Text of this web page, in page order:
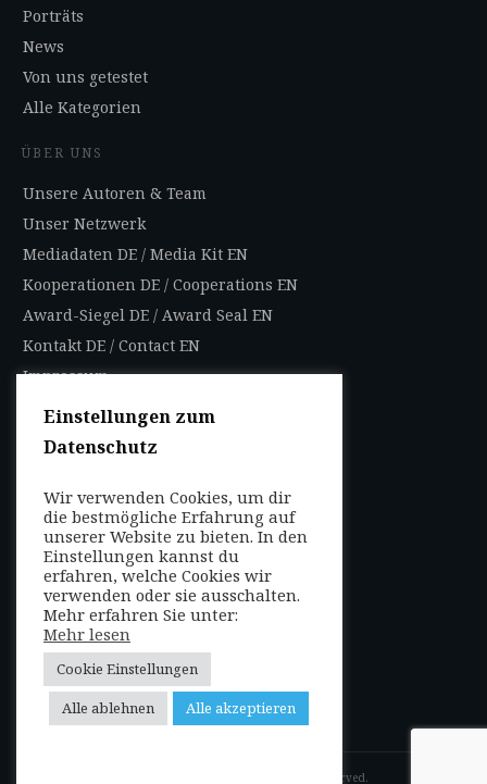
Porträts
News
Von uns getestet
Alle Kategorien
ÜBER UNS
Unsere Autoren & Team
Unser Netzwerk
Mediadaten DE / Media Kit EN
Kooperationen DE / Cooperations EN
Award-Siegel DE / Award Seal EN
Kontakt DE / Contact EN
Impressum
Datenschutzbestimmungen
Nutzungsbedingungen
FOLGEN SIE UNS
Entdecken Sie weltweit
mit uns die Highlights in
jeder Region als Local
oder auf Reisen!
, all rights reserved.
Einstellungen zum
Datenschutz
Wir verwenden Cookies, um dir
die bestmögliche Erfahrung auf
unserer Website zu bieten. In den
Einstellungen kannst du
erfahren, welche Cookies wir
verwenden oder sie ausschalten.
Mehr erfahren Sie unter:
Mehr lesen
Cookie Einstellungen
Alle ablehnen
Alle akzeptieren